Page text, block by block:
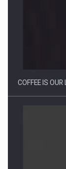
Webinar -
Investitii
COFFEE IS